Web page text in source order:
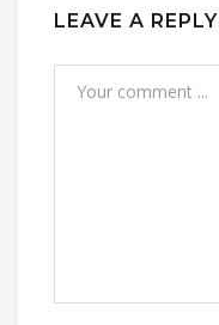
LEAVE A REPLY